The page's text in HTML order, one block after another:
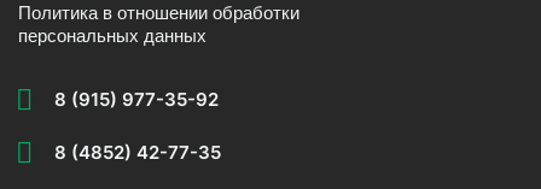
Политика в отношении обработки
персональных данных
8 (915) 977-35-92
8 (4852) 42-77-35